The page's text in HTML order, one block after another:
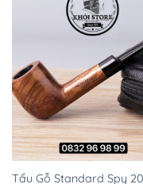
+
Tẩu Gỗ Standard Spy